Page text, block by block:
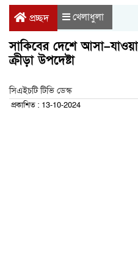
প্রচ্ছদ খেলাধুলা
সাকিবের দেশে
ক্রীড়া উপদেষ্টা
সিএইচটি টিভি ডেস্ক
প্রকাশিত : 13-10-2024